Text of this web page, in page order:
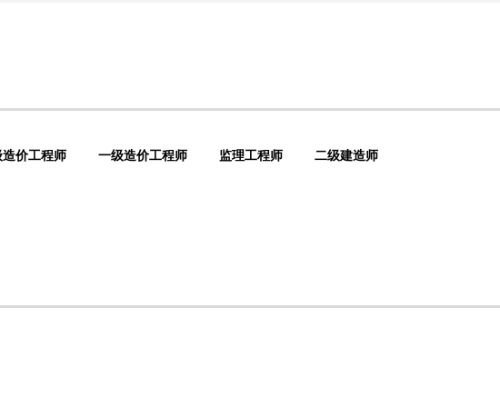
造价工程师 一级造价工程师 监理工程师 二级建造师